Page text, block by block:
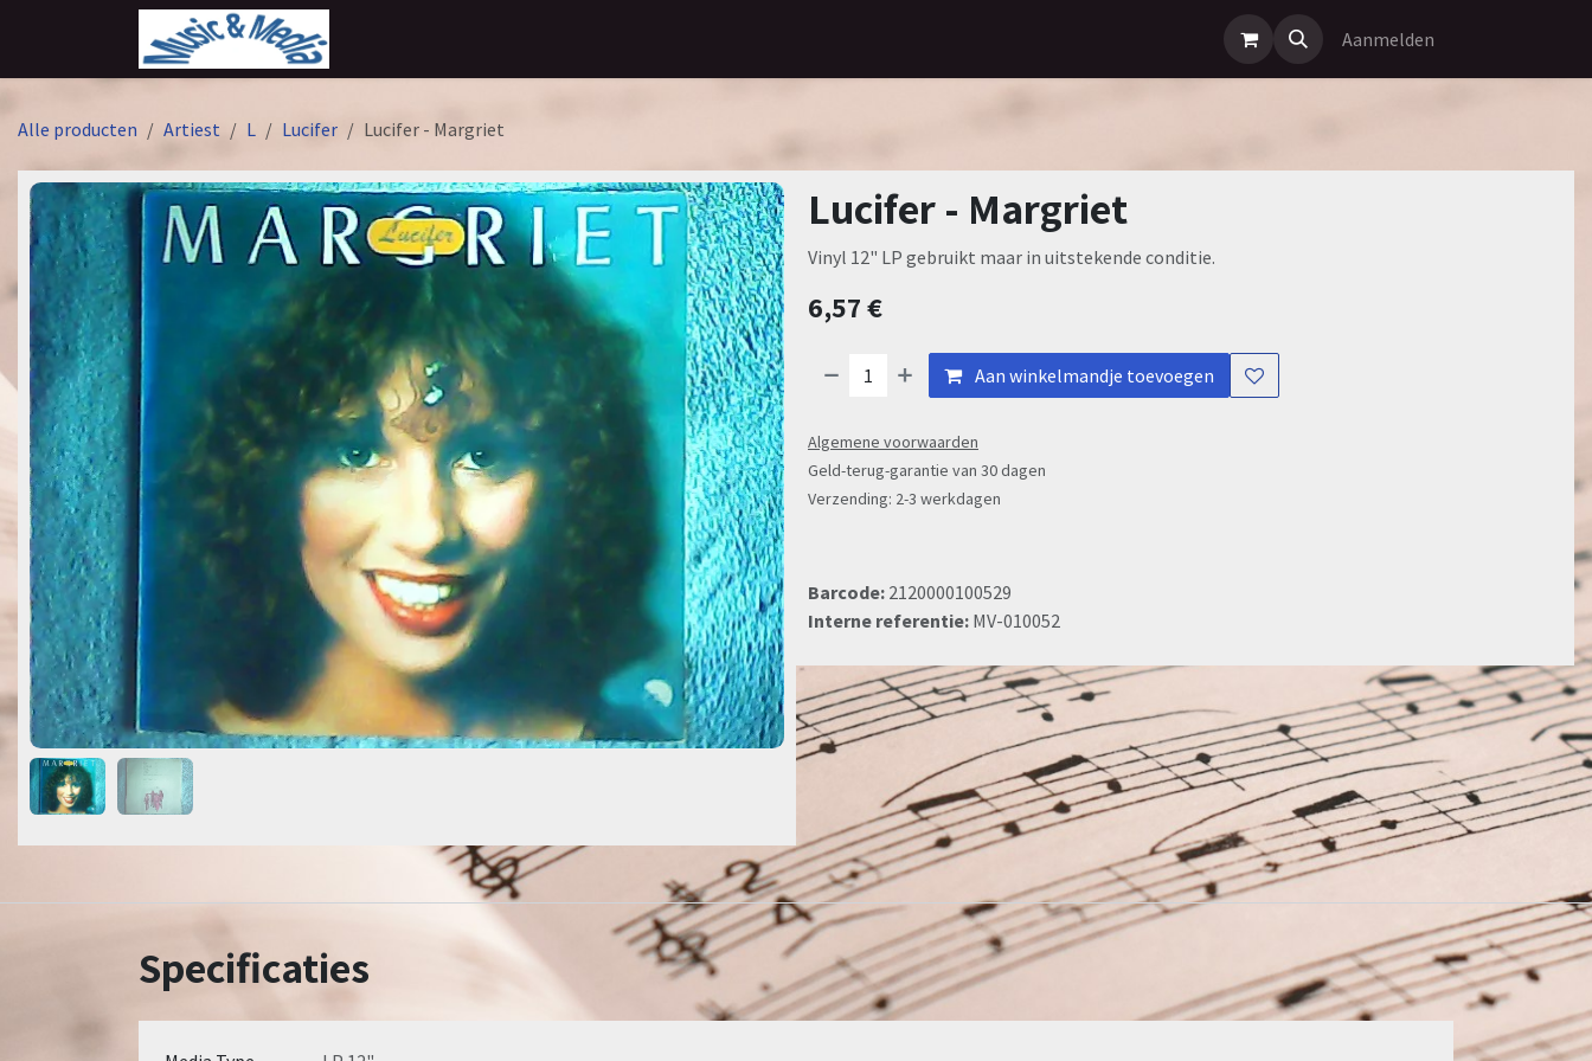
Overslaan naar inhoud
Aanmelden
Alle producten Artiest L Lucifer Lucifer - Margriet
Lucifer - Margriet
Vinyl 12" LP gebruikt maar in uitstekende conditie.
6,57€
Aan winkelmandje toevoegen
Algemene voorwaarden
Geld-terug-garantie van 30 dagen
Verzending: 2-3 werkdagen
Barcode: 2120000100529
Interne referentie: MV-010052
Specificaties